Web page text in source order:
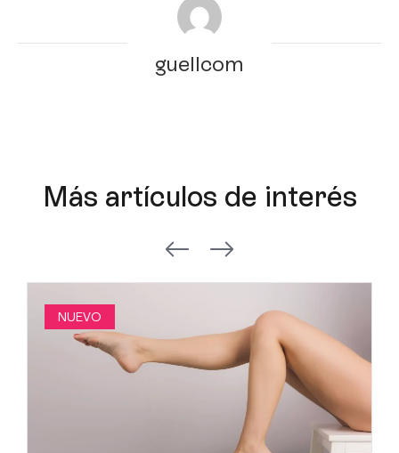
guellcom
Más artículos de interés
NUEVO